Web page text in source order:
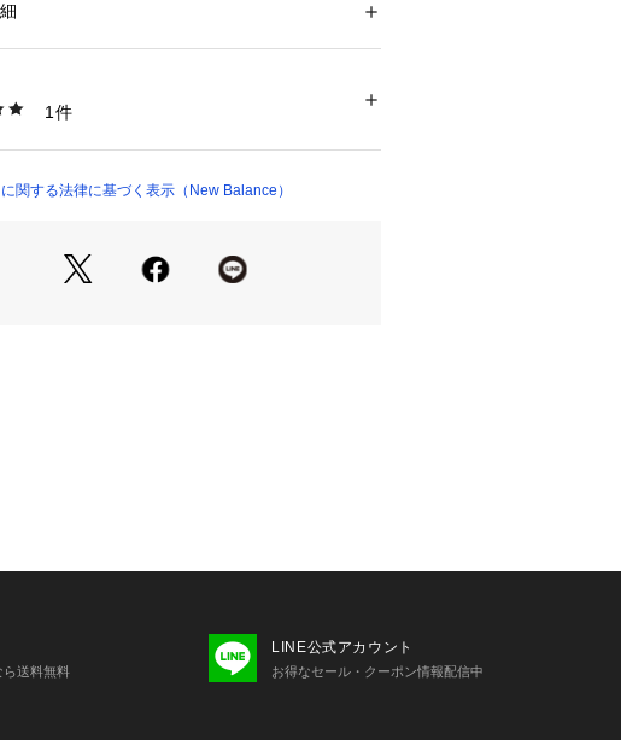
定性を確保。着地時から足裏全体を使って自
番モデル。
ズ
（ショップ）
1件
関する法律に基づく表示（New Balance）
ら送料無料
LINE公式アカウント
お得なセール・クーポン情報配信中